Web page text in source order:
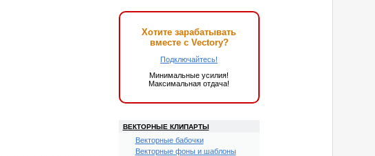
Хотите зарабатывать
вместе с Vectory?
Подключайтесь!
Минимальные усилия!
Максимальная отдача!
ВЕКТОРНЫЕ КЛИПАРТЫ
Векторные бабочки
Векторные фоны и шаблоны